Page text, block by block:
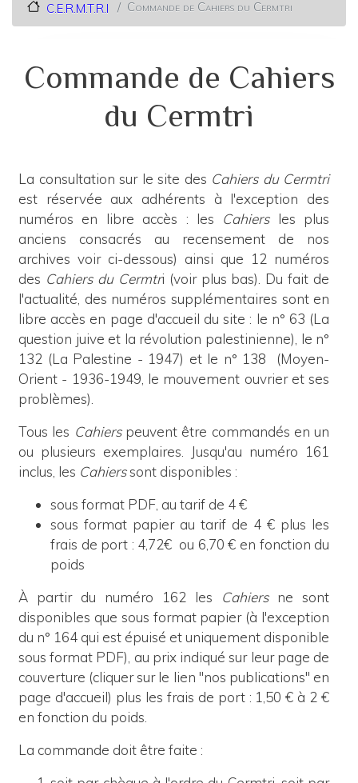
C.E.R.M.T.R.I Commande de Cahiers du Cermtri
Commande de Cahiers
du Cermtri
La consultation sur le site des Cahiers du Cermtri
est réservée aux adhérents à l'exception des
numéros en libre accès : les Cahiersles plus
anciens consacrés au recensement de nos
archives voir ci-dessous) ainsi que 12 numéros
des Cahiers du Cermtri (voir plus bas). Du fait de
l'actualité, des numéros supplémentaires sont en
libre accès en page d'accueil du site : le n° 63 (La
question juive et la révolution palestinienne), le n°
132 (La Palestine - 1947) et le n° 138 (Moyen-
Orient - 1936-1949, le mouvement ouvrier et ses
problèmes).
Tous les Cahierspeuvent être commandés en un
ou plusieurs exemplaires. Jusqu'au numéro 161
inclus, les Cahierssont disponibles :
sous format PDF, au tarif de 4 €
sous format papier au tarif de 4 € plus les
frais de port : 4,72€ ou 6,70 € en fonction du
poids
À partir du numéro 162 les Cahiersne sont
disponibles que sous format papier (à l'exception
du n° 164 qui est épuisé et uniquement disponible
sous format PDF), au prix indiqué sur leur page de
couverture (cliquer sur le lien "nos publications" en
page d'accueil) plus les frais de port : 1,50 € à 2 €
en fonction du poids.
La commande doit être faite :